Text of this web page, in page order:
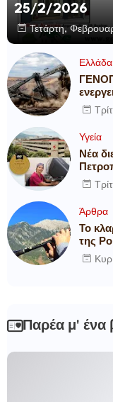
25/2/2026
Τετάρτη,
Ελλάδα
Υγεία
Νέα
Άρθρα
Το
της
Παρέα μ' ένα